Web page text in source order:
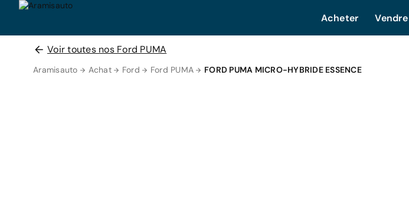
Acheter Vendre
Voir toutes nos Ford PUMA
Aramisauto Achat Ford Ford PUMA FORD PUMA MICRO-HYBRIDE ESSENCE